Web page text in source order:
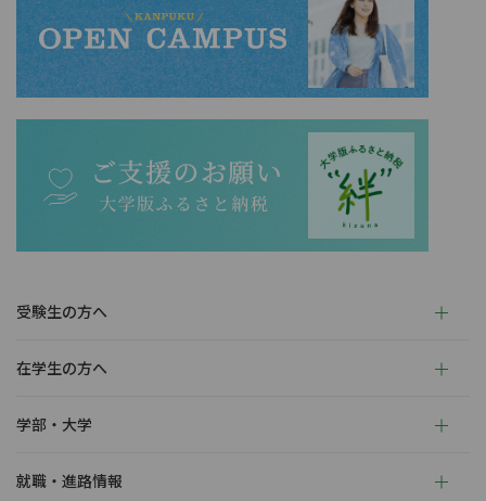
受験生の方へ
在学生の方へ
学部・大学
就職・進路情報